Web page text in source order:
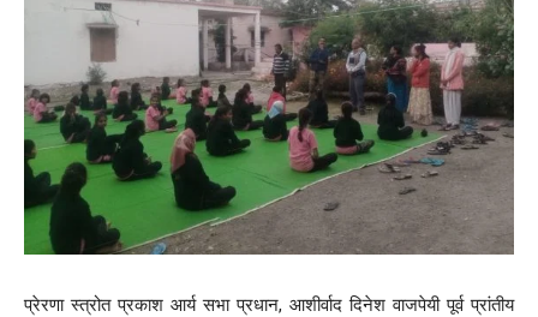
प्रेरणा स्त्रोत प्रकाश आर्य सभा प्रधान, आशीर्वाद दिनेश वाजपेयी पूर्व प्रांतीय